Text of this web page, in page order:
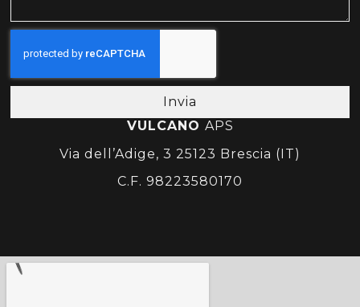
Invia
VULCANO APS
Via dell’Adige, 3 25123 Brescia (IT)
C.F. 98223580170